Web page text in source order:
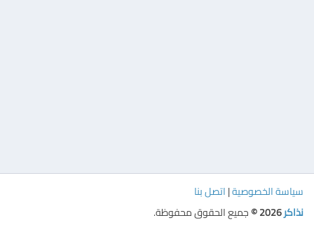
سياسة الخصوصية|اتصل بنا
نذاكر2026 © جميع الحقوق محفوظة.